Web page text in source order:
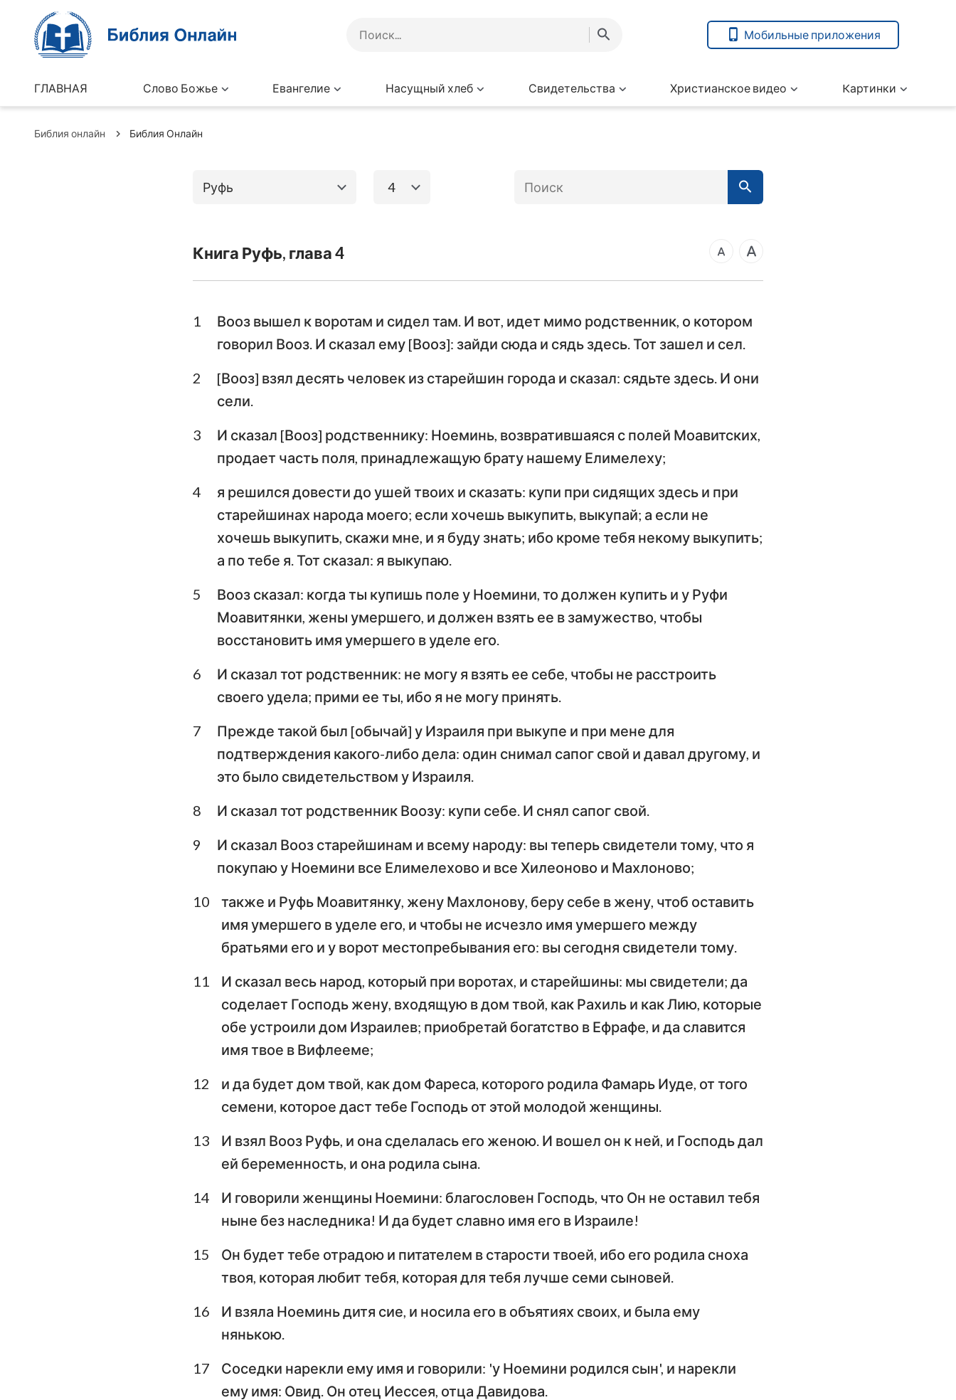
Мобильные приложения
ГЛАВНАЯ Слово Божье Евангелие Насущный хлеб Свидетельства Христианское видео Kартинки
Библия онлайн Библия Онлайн
Руфь
Книги Ветхого завета
Левит Числа
Второзаконие Иисус Навин
Книга Судей Руфь
Ездра Неемия
Есфирь Иов
Екклесиаст Песни Песней
Исаия Иеремия
Плач Иеремии
Даниил Осия
Иоиль Амос
Авдия Иона
Аггей Захария
Евангелие от Луки
Евангелие от
Иоанна
Послание к
Первое послание к
Второе послание к
Послание к Галатам
Ефесянам
Послание к
Филиппийцам
Послание к
Колоссянам
Фессалоникийцам
Фессалоникийцам
Первое послание к
Тимофею
Второе послание к
Послание к Титу
Послание к
Первое послание
Второе послание
Первое послание
Иоанна
Второе послание
Иоанна
Третье послание
Иоанна
Послание Иуды
Откровение Иоанна
4
Книга Руфь, глава 4
1
Вооз вышел к воротам и сидел там. И вот, идет мимо родственник, о котором
говорил Вооз. И сказал ему [Вооз]: зайди сюда и сядь здесь. Тот зашел и сел.
2
[Вооз] взял десять человек из старейшин города и сказал: сядьте здесь. И они
сели.
3
И сказал [Вооз] родственнику: Ноеминь, возвратившаяся с полей Моавитских,
продает часть поля, принадлежащую брату нашему Елимелеху;
4
я решился довести до ушей твоих и сказать: купи при сидящих здесь и при
старейшинах народа моего; если хочешь выкупить, выкупай; а если не
хочешь выкупить, скажи мне, и я буду знать; ибо кроме тебя некому выкупить;
а по тебе я. Тот сказал: я выкупаю.
5
Вооз сказал: когда ты купишь поле у Ноемини, то должен купить и у Руфи
Моавитянки, жены умершего, и должен взять ее в замужество, чтобы
восстановить имя умершего в уделе его.
6
И сказал тот родственник: не могу я взять ее себе, чтобы не расстроить
своего удела; прими ее ты, ибо я не могу принять.
7
Прежде такой был [обычай] у Израиля при выкупе и при мене для
подтверждения какого-либо дела: один снимал сапог свой и давал другому, и
это было свидетельством у Израиля.
8
И сказал тот родственник Воозу: купи себе. И снял сапог свой.
9
И сказал Вооз старейшинам и всему народу: вы теперь свидетели тому, что я
покупаю у Ноемини все Елимелехово и все Хилеоново и Махлоново;
10
также и Руфь Моавитянку, жену Махлонову, беру себе в жену, чтоб оставить
имя умершего в уделе его, и чтобы не исчезло имя умершего между
братьями его и у ворот местопребывания его: вы сегодня свидетели тому.
11
И сказал весь народ, который при воротах, и старейшины: мы свидетели; да
соделает Господь жену, входящую в дом твой, как Рахиль и как Лию, которые
обе устроили дом Израилев; приобретай богатство в Ефрафе, и да славится
имя твое в Вифлееме;
12
и да будет дом твой, как дом Фареса, которого родила Фамарь Иуде, от того
семени, которое даст тебе Господь от этой молодой женщины.
13
И взял Вооз Руфь, и она сделалась его женою. И вошел он к ней, и Господь дал
ей беременность, и она родила сына.
14
И говорили женщины Ноемини: благословен Господь, что Он не оставил тебя
ныне без наследника! И да будет славно имя его в Израиле!
15
Он будет тебе отрадою и питателем в старости твоей, ибо его родила сноха
твоя, которая любит тебя, которая для тебя лучше семи сыновей.
16
И взяла Ноеминь дитя сие, и носила его в объятиях своих, и была ему
нянькою.
17
Соседки нарекли ему имя и говорили: 'у Ноемини родился сын', и нарекли
ему имя: Овид. Он отец Иессея, отца Давидова.